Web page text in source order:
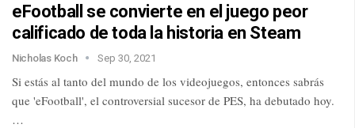
eFootball se convierte en el juego peor
calificado de toda la historia en Steam
Nicholas Koch Sep 30, 2021
Si estás al tanto del mundo de los videojuegos, entonces sabrás
que 'eFootball', el controversial sucesor de PES, ha debutado hoy.
…